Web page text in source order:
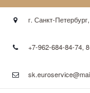
г. Санкт-Петербург,
+7-962-684-84-74,